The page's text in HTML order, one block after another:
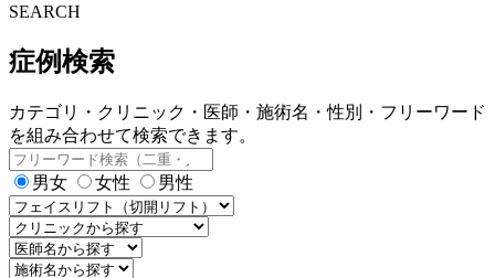
SEARCH
症例検索
カテゴリ・クリニック・医師・施術名・性別・フリーワード
を組み合わせて検索できます。
男女 女性 男性